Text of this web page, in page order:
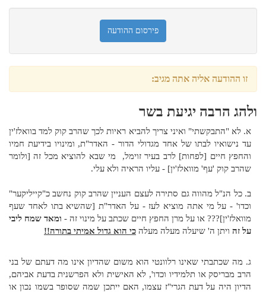
זו ההודעה אליה אתה מגיב:
ולהג הרבה יגיעת בשר
א. לא "התבקשתי" ואיני צריך להביא ראיות לכך שהרב קוק למד בוואלז'ין
עד נישואיו לבתו של אחד מגדולי הדור - האדר"ת, ומינויו בידיעת חמיו
והחפץ חיים [לפחות] לרב בעיר זוימל, מי שבא להוציא מכל זה [ולומר
שהרב קוק 'עף' מוואלז'ין] - עליו הראיה ולא עלי.
ב. כל הנ"ל מהווה גם סתירה לעצם העניין שהרב קוק נחשב כ"קייליקער"
וכדו' - על מי אתה מוציא לעז - על האדר"ת [שהשיא בתו לאחד שעף
מוואלז'ין]??? או על מרן החפץ חיים שכתב על מינוי זה - ומאד שמח ליבי
על זה ויתן ה' שיעלה מעלה מעלה כי הוא גדול אמיתי בתורה!!
ג. מה שכתבתי שאינו רלוונטי הוא משום שהדיון אינו מה דעתם של בני
הרב מבריסק או תלמידיו וכדו', לא האישית ולא הפרשנית בדעת אביהם,
הדיון היה על דעת הגרי"ז עצמו, האם ייתכן שמה שסופר בשמו נכון או